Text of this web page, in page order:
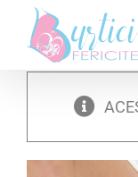
content